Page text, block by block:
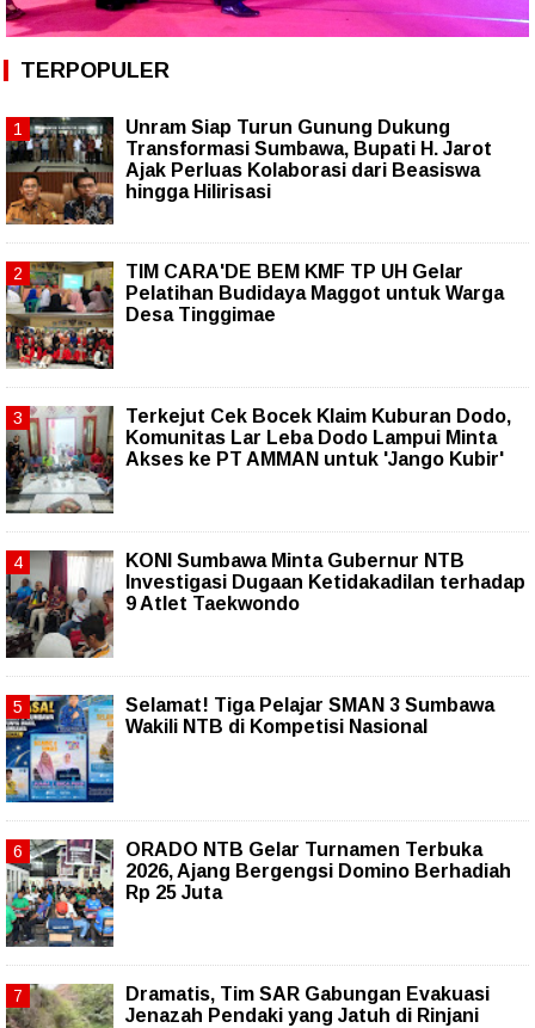
TERPOPULER
Unram Siap Turun Gunung Dukung
Transformasi Sumbawa, Bupati H. Jarot
Ajak Perluas Kolaborasi dari Beasiswa
hingga Hilirisasi
TIM CARA'DE BEM KMF TP UH Gelar
Pelatihan Budidaya Maggot untuk Warga
Desa Tinggimae
Terkejut Cek Bocek Klaim Kuburan Dodo,
Komunitas Lar Leba Dodo Lampui Minta
Akses ke PT AMMAN untuk 'Jango Kubir'
KONI Sumbawa Minta Gubernur NTB
Investigasi Dugaan Ketidakadilan terhadap
9 Atlet Taekwondo
Selamat! Tiga Pelajar SMAN 3 Sumbawa
Wakili NTB di Kompetisi Nasional
ORADO NTB Gelar Turnamen Terbuka
2026, Ajang Bergengsi Domino Berhadiah
Rp 25 Juta
Dramatis, Tim SAR Gabungan Evakuasi
Jenazah Pendaki yang Jatuh di Rinjani